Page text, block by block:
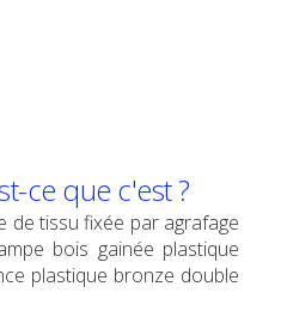
ce que c'est ?
de tissu fixée par agrafage
bois gainée plastique
plastique bronze double